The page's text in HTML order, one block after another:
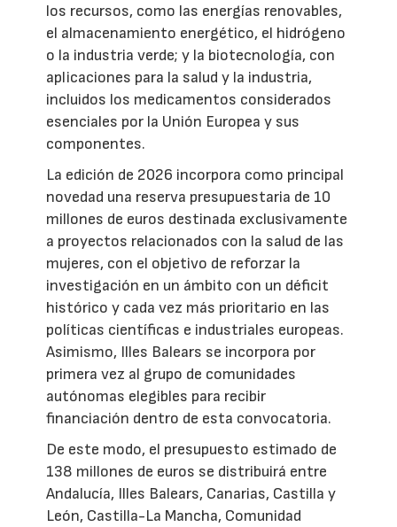
los recursos, como las energías renovables,
el almacenamiento energético, el hidrógeno
o la industria verde; y la biotecnología, con
aplicaciones para la salud y la industria,
incluidos los medicamentos considerados
esenciales por la Unión Europea y sus
componentes.
La edición de 2026 incorpora como principal
novedad una reserva presupuestaria de 10
millones de euros destinada exclusivamente
a proyectos relacionados con la salud de las
mujeres, con el objetivo de reforzar la
investigación en un ámbito con un déficit
histórico y cada vez más prioritario en las
políticas científicas e industriales europeas.
Asimismo, Illes Balears se incorpora por
primera vez al grupo de comunidades
autónomas elegibles para recibir
financiación dentro de esta convocatoria.
De este modo, el presupuesto estimado de
138 millones de euros se distribuirá entre
Andalucía, Illes Balears, Canarias, Castilla y
León, Castilla-La Mancha, Comunidad